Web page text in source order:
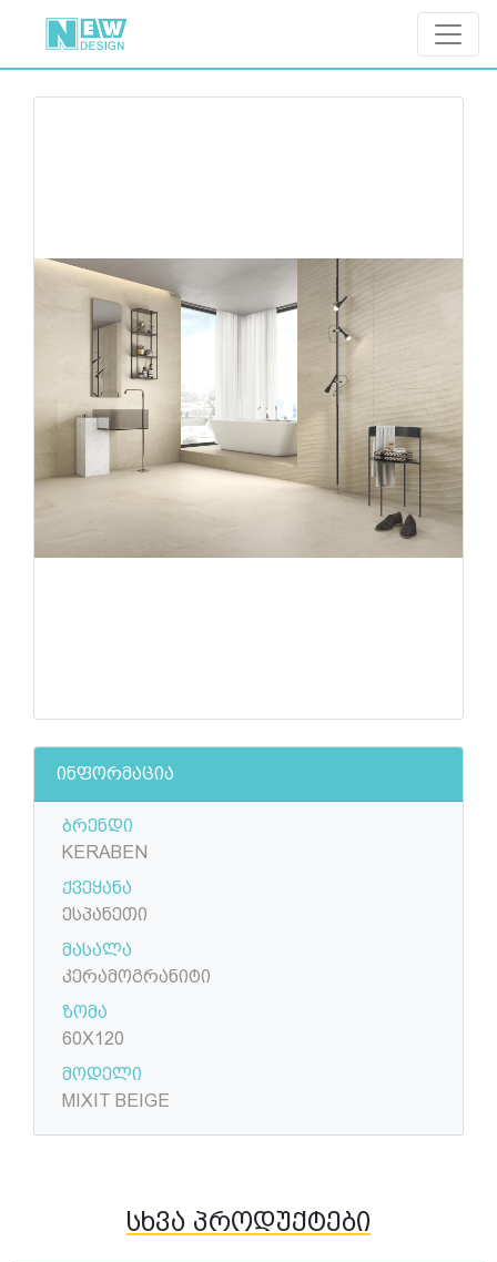
ინფორმაცია
ბრენდი
KERABEN
ქვეყანა
ესპანეთი
მასალა
კერამოგრანიტი
ზომა
60X120
მოდელი
MIXIT BEIGE
სხვა პროდუქტები